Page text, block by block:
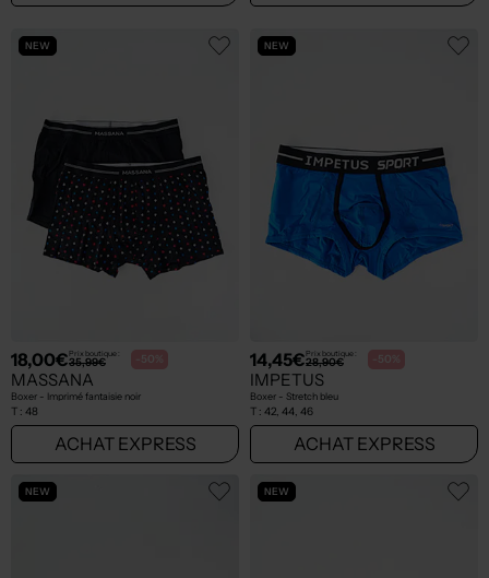
NEW
18,00€Prix boutique :
35,99€ -50%
MASSANA
Boxer - Imprimé fantaisie noir
T : 48
ACHAT EXPRESS
NEW
14,45€Prix boutique :
28,90€ -50%
IMPETUS
Boxer - Stretch bleu
T : 42, 44, 46
ACHAT EXPRESS
NEW NEW